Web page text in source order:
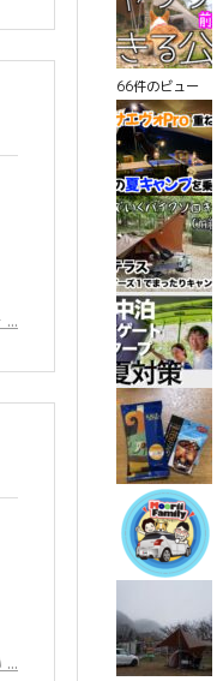
66件のビュー